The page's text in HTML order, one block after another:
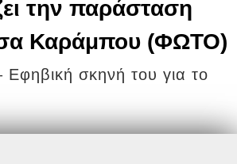
την παράσταση
Καράμπου (ΦΩΤΟ)
Εφηβική σκηνή του για το